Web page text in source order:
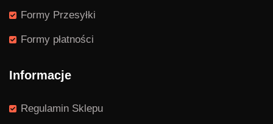
Formy Przesyłki
Formy płatności
Informacje
Regulamin Sklepu